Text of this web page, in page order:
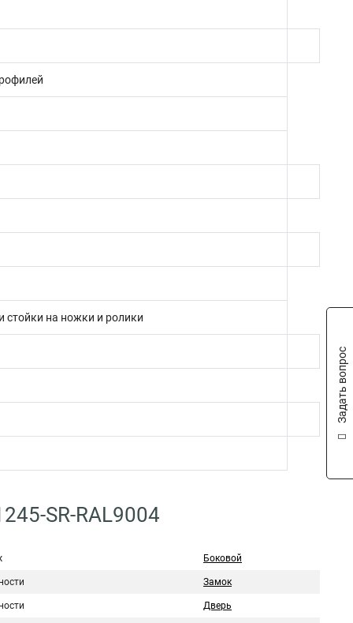
стойки на ножки и ролики
SR-RAL9004
Боковой
Замок
Дверь
Задать вопрос